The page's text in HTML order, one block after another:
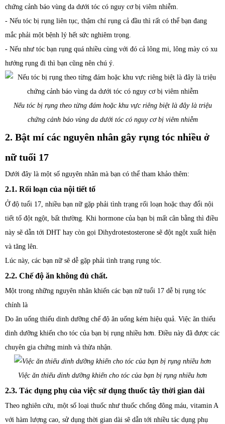
chứng cảnh báo vùng da dưới tóc có nguy cơ bị viêm nhiễm.
- Nếu tóc bị rụng liên tục, thậm chí rụng cả đầu thì rất có thể bạn đang
mắc phải một bệnh lý hết sức nghiêm trọng.
- Nếu như tóc bạn rụng quá nhiều cùng với đó cả lông mi, lông mày có xu
hướng rụng đi thì bạn cũng nên chú ý.
Nếu tóc bị rụng theo từng đám hoặc khu vực riêng biệt là đây là triệu
chứng cảnh báo vùng da dưới tóc có nguy cơ bị viêm nhiễm
2. Bật mí các nguyên nhân gây rụng tóc nhiều ở
nữ tuổi 17
Dưới đây là một số nguyên nhân mà bạn có thể tham khảo thêm:
2.1. Rối loạn của nội tiết tố
Ở độ tuổi 17, nhiều bạn nữ gặp phải tình trạng rối loạn hoặc thay đổi nội
tiết tố đột ngột, bất thường. Khi hormone của bạn bị mất cân bằng thì điều
này sẽ dẫn tới DHT hay còn gọi Dihydrotestosterone sẽ đột ngột xuất hiện
và tăng lên.
Lúc này, các bạn nữ sẽ dễ gặp phải tình trạng rụng tóc.
2.2. Chế độ ăn không đủ chất.
Một trong những nguyên nhân khiến các bạn nữ tuổi 17 dễ bị rụng tóc
chính là
Do ăn uống thiếu dinh dưỡng chế độ ăn uống kém hiệu quả. Việc ăn thiếu
dinh dưỡng khiến cho tóc của bạn bị rụng nhiều hơn. Điều này đã được các
chuyên gia chứng minh và thừa nhận.
Việc ăn thiếu dinh dưỡng khiến cho tóc của bạn bị rụng nhiều hơn
2.3. Tác dụng phụ của việc sử dụng thuốc tây thời gian dài
Theo nghiên cứu, một số loại thuốc như thuốc chống đông máu, vitamin A
với hàm lượng cao, sử dụng thời gian dài sẽ dẫn tới nhiều tác dụng phụ